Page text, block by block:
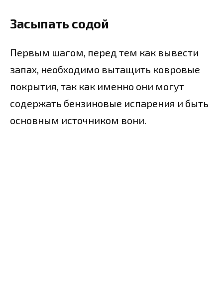
Засыпать содой
Первым шагом, перед тем как вывести
запах, необходимо вытащить ковровые
покрытия, так как именно они могут
содержать бензиновые испарения и быть
основным источником вони.